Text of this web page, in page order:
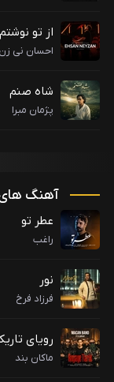
از تو
احسان نی زن
شاه صنم
پژمان مبرا
آهنگ
عطر تو
راغب
نور
فرزاد فرخ
رویای
ماکان بند